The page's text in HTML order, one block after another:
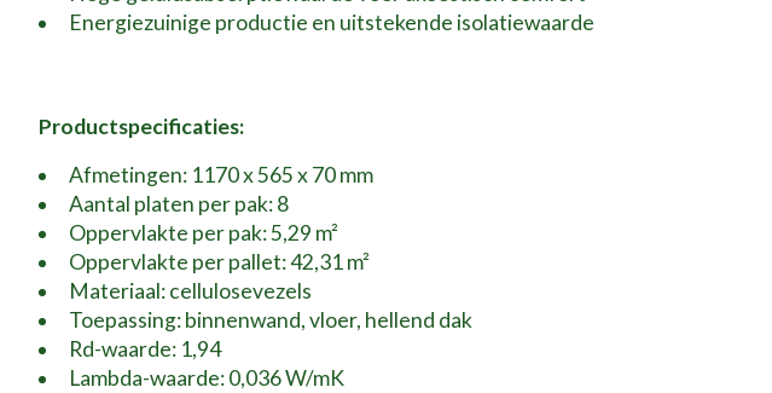
Energiezuinige productie en uitstekende isolatiewaarde
Productspecificaties:
Afmetingen: 1170 x 565 x 70 mm
Aantal platen per pak: 8
Oppervlakte per pak: 5,29 m²
Oppervlakte per pallet: 42,31 m²
Materiaal: cellulosevezels
Toepassing: binnenwand, vloer, hellend dak
Rd-waarde: 1,94
Lambda-waarde: 0,036 W/mK